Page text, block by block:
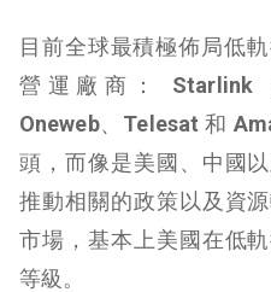
目前全球最積極佈局低
營運廠商： Starlink
Oneweb、 Telesat 和
頭，而像是美國、中國
推動相關的政策以及資
市場，基本上美國在低
等級。